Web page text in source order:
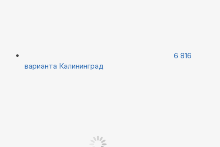
6 816
варианта Калининград